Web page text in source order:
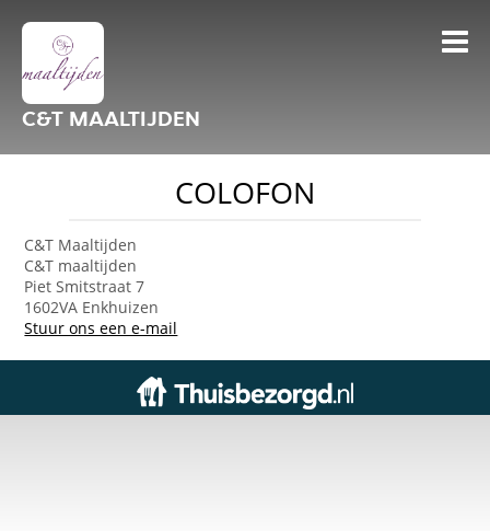
C&T MAALTIJDEN
COLOFON
C&T Maaltijden
C&T maaltijden
Piet Smitstraat 7
1602VA Enkhuizen
Stuur ons een e-mail